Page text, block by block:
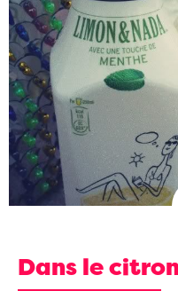
Dans le